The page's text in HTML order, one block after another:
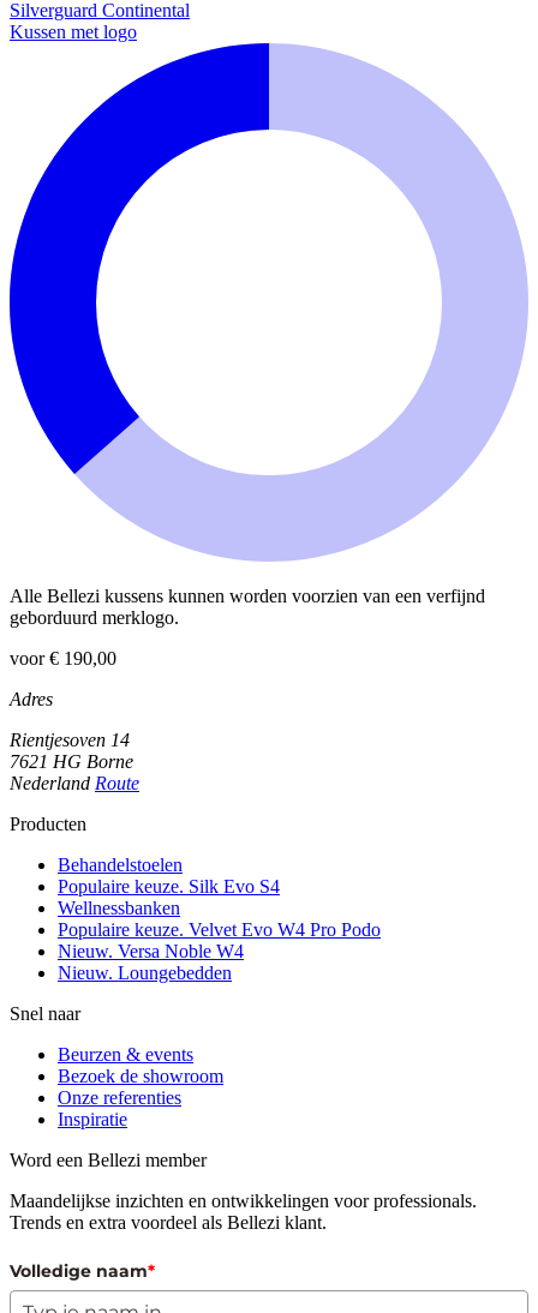
Silverguard Continental
Kussen met logo
Alle Bellezi kussens kunnen worden voorzien van een verfijnd
geborduurd merklogo.
voor € 190,00
Adres
Rientjesoven 14
7621 HG Borne
Nederland Route
Producten
Behandelstoelen
Populaire keuze. Silk Evo S4
Wellnessbanken
Populaire keuze. Velvet Evo W4 Pro Podo
Nieuw. Versa Noble W4
Nieuw. Loungebedden
Snel naar
Beurzen & events
Bezoek de showroom
Onze referenties
Inspiratie
Word een Bellezi member
Maandelijkse inzichten en ontwikkelingen voor professionals.
Trends en extra voordeel als Bellezi klant.
Volledige naam*